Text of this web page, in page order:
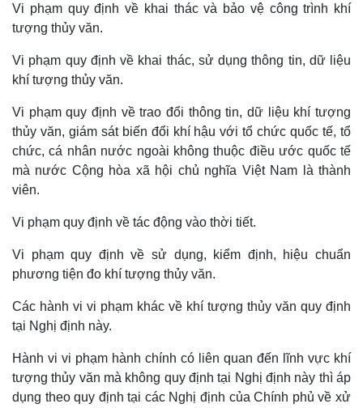
Thế giới
Quan sát
Hồ sơ
Multimedia
E-Magazine
Vi phạm quy định về khai thác và bảo vệ công trình khí
tượng thủy văn.
Vi phạm quy định về khai thác, sử dụng thông tin, dữ liệu
khí tượng thủy văn.
Vi phạm quy định về trao đổi thông tin, dữ liệu khí tượng
thủy văn, giám sát biến đổi khí hậu với tổ chức quốc tế, tổ
chức, cá nhân nước ngoài không thuộc điều ước quốc tế
mà nước Cộng hòa xã hội chủ nghĩa Việt Nam là thành
viên.
Vi phạm quy định về tác động vào thời tiết.
Vi phạm quy định về sử dụng, kiểm định, hiệu chuẩn
phương tiện đo khí tượng thủy văn.
Các hành vi vi phạm khác về khí tượng thủy văn quy định
tại Nghị định này.
Hành vi vi phạm hành chính có liên quan đến lĩnh vực khí
tượng thủy văn mà không quy định tại Nghị định này thì áp
dụng theo quy định tại các Nghị định của Chính phủ về xử